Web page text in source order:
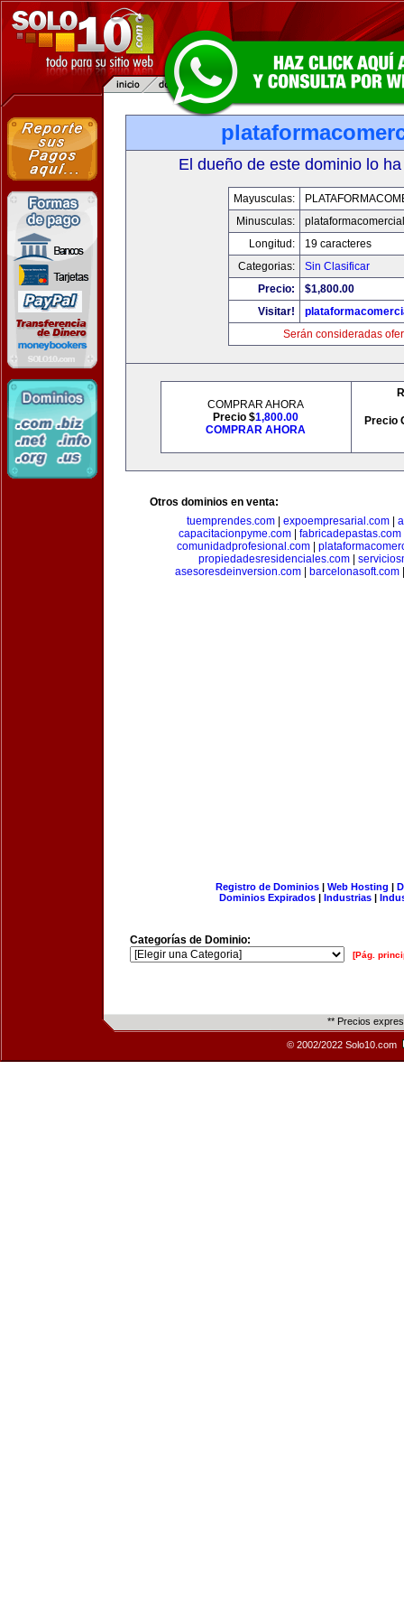
El dueño de este dominio lo
Mayusculas:
Minusculas:
Longitud:
19 caracteres
Categorias:
Sin Clasificar
Precio:
$1,800.00
Visitar!
Serán consideradas
COMPRAR AHORA
Precio $1,800.00
COMPRAR AHORA
Precio
Otros dominios en venta:
tuemprendes.com
expoempresarial.com
capacitacionpyme.com
fabricadepastas.com
comunidadprofesional.com|
propiedadesresidenciales.com
asesoresdeinversion.com
barcelonasoft.com
Registro de Dominios| Web Hosting |
Dominios Expirados | Industrias |
Categorías de Dominio:
[Pág.
** Precios
© 2002/2022 Solo10.com